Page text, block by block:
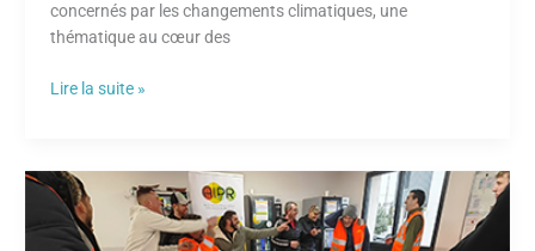
concernés par les changements climatiques, une
thématique au cœur des
Lire la suite »
Les
safety
days